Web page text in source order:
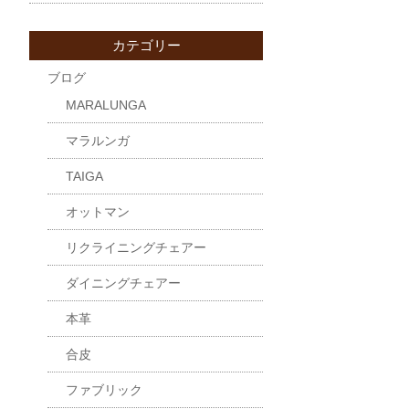
カテゴリー
ブログ
MARALUNGA
マラルンガ
TAIGA
オットマン
リクライニングチェアー
ダイニングチェアー
本革
合皮
ファブリック